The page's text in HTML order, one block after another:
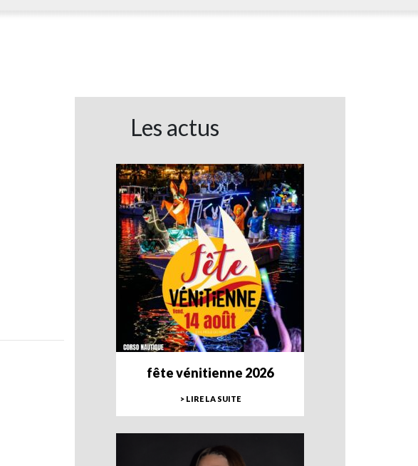
Les actus
fête vénitienne 2026
> LIRE LA SUITE